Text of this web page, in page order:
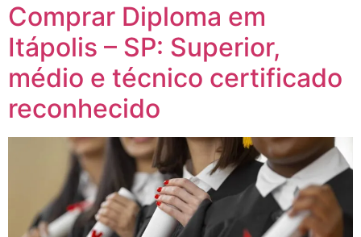
Comprar Diploma em
Itápolis – SP: Superior,
médio e técnico certificado
reconhecido